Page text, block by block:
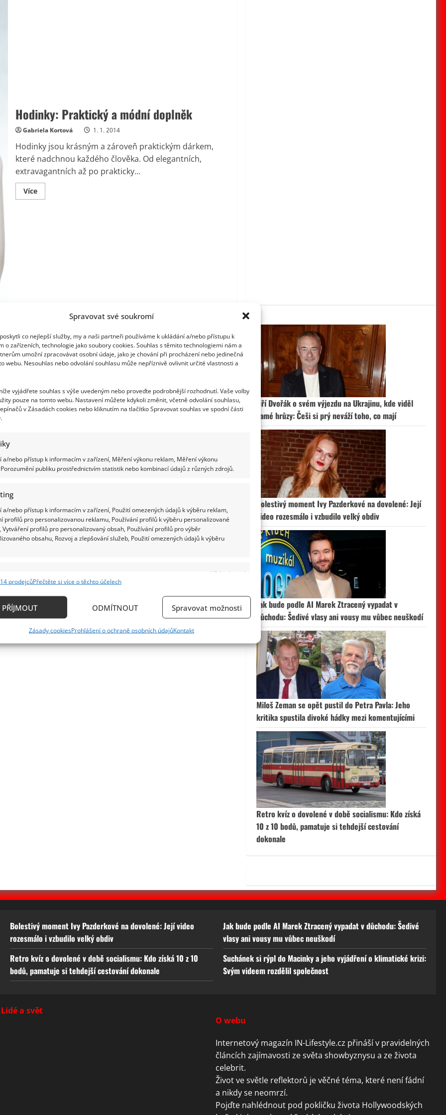
Spravovat své soukromí
co nejlepší služby, my a naši partneři používáme k ukládání a/nebo přístupu k
o zařízeních, technologie jako soubory cookies. Souhlas s těmito technologiemi nám a
umožní zpracovávat osobní údaje, jako je chování při procházení nebo jedinečná
webu. Nesouhlas nebo odvolání souhlasu může nepříznivě ovlivnit určité vlastnosti a
vyjádřete souhlas s výše uvedeným nebo proveďte podrobnější rozhodnutí. Vaše volby
pouze na tomto webu. Nastavení můžete kdykoli změnit, včetně odvolání souhlasu,
v Zásadách cookies nebo kliknutím na tlačítko Spravovat souhlas ve spodní části
a/nebo přístup k informacím v zařízení, Měření výkonu reklam, Měření výkonu
publiku prostřednictvím statistik nebo kombinací údajů z různých zdrojů.
a/nebo přístup k informacím v zařízení, Použití omezených údajů k výběru reklam,
profilů pro personalizovanou reklamu, Používání profilů k výběru personalizované
Vytváření profilů pro personalizovaný obsah, Používání profilů pro výběr
obsahu, Rozvoj a zlepšování služeb, Použití omezených údajů k výběru
Vždy aktivní
zařízení na základě automaticky přenášených informací.
aktivně vyžádaných informací.
prodejcůPřečtěte si více o těchto účelech
PŘÍJMOUT ODMÍTNOUT Spravovat možnosti
Zásady cookiesProhlášení o ochraně osobních údajůKontakt
Hodinky: Praktický a módní doplněk
Gabriela Kortová 1. 1. 2014
Hodinky jsou krásným a zároveň praktickým dárkem,
které nadchnou každého člověka. Od elegantních,
extravagantních až po prakticky...
VíceRead
more
Jiří Dvořák o svém výjezdu na Ukrajinu, kde viděl
samé hrůzy: Češi si prý neváží toho, co mají
Bolestivý moment Ivy Pazderkové na dovolené: Její
video rozesmálo i vzbudilo velký obdiv
Jak bude podle AI Marek Ztracený vypadat v
důchodu: Šedivé vlasy ani vousy mu vůbec neuškodí
Miloš Zeman se opět pustil do Petra Pavla: Jeho
kritika spustila divoké hádky mezi komentujícími
Retro kvíz o dovolené v době socialismu: Kdo získá
10 z 10 bodů, pamatuje si tehdejší cestování
dokonale
Bolestivý moment Ivy Pazderkové na dovolené: Její video
rozesmálo i vzbudilo velký obdiv
Jak bude podle AI Marek Ztracený vypadat v důchodu: Šedivé
vlasy ani vousy mu vůbec neuškodí
Retro kvíz o dovolené v době socialismu: Kdo získá 10 z 10
bodů, pamatuje si tehdejší cestování dokonale
Suchánek si rýpl do Macinky a jeho vyjádření o klimatické krizi:
Svým videem rozdělil společnost
Lidé a svět
O webu
Internetový magazín IN-Lifestyle.cz přináší v pravidelných
článcích zajímavosti ze světa showbyznysu a ze života
celebrit.
Život ve světle reflektorů je věčné téma, které není fádní
a nikdy se neomrzí.
Pojďte nahlédnout pod pokličku života Hollywoodských